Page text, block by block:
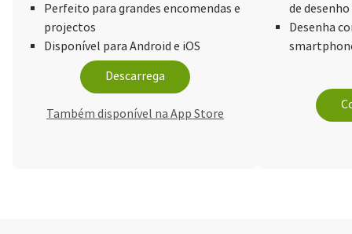
Perfeito para grandes encomendas e
projectos
Disponível para Android e iOS
Descarrega
Também disponível na App Store
de desenho
Desenha